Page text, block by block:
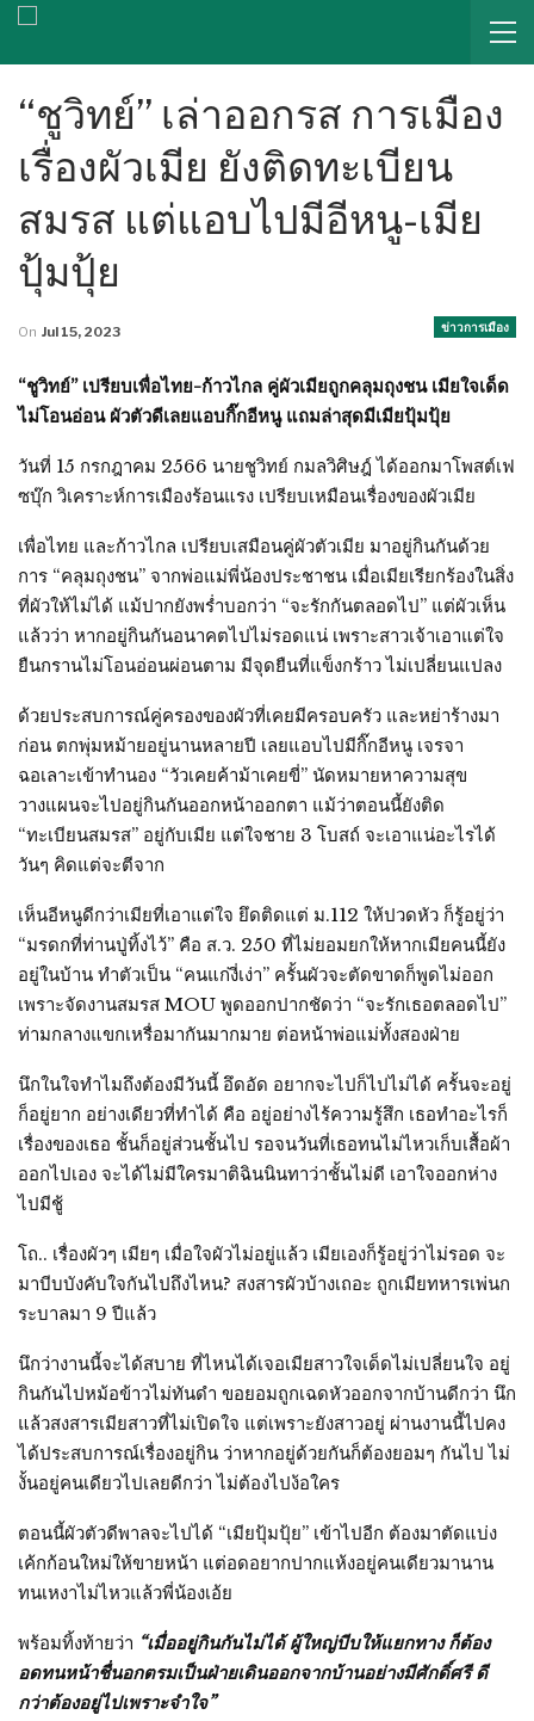
“ชูวิทย์” เล่าออกรส การเมือง
เรื่องผัวเมีย ยังติดทะเบียน
สมรส แต่แอบไปมีอีหนู-เมีย
ปุ้มปุ้ย
ข่าวการเมือง
On Jul 15, 2023
“ชูวิทย์” เปรียบเพื่อไทย-ก้าวไกล คู่ผัวเมียถูกคลุมถุงชน เมียใจเด็ด
ไม่โอนอ่อน ผัวตัวดีเลยแอบกิ๊กอีหนู แถมล่าสุดมีเมียปุ้มปุ้ย
วันที่ 15 กรกฎาคม 2566 นายชูวิทย์ กมลวิศิษฎ์ ได้ออกมาโพสต์เฟ
ซบุ๊ก วิเคราะห์การเมืองร้อนแรง เปรียบเหมือนเรื่องของผัวเมีย
เพื่อไทย และก้าวไกล เปรียบเสมือนคู่ผัวตัวเมีย มาอยู่กินกันด้วย
การ “คลุมถุงชน” จากพ่อแม่พี่น้องประชาชน เมื่อเมียเรียกร้องในสิ่ง
ที่ผัวให้ไม่ได้ แม้ปากยังพร่ำบอกว่า “จะรักกันตลอดไป” แต่ผัวเห็น
แล้วว่า หากอยู่กินกันอนาคตไปไม่รอดแน่ เพราะสาวเจ้าเอาแต่ใจ
ยืนกรานไม่โอนอ่อนผ่อนตาม มีจุดยืนที่แข็งกร้าว ไม่เปลี่ยนแปลง
ด้วยประสบการณ์คู่ครองของผัวที่เคยมีครอบครัว และหย่าร้างมา
ก่อน ตกพุ่มหม้ายอยู่นานหลายปี เลยแอบไปมีกิ๊กอีหนู เจรจา
ฉอเลาะเข้าทำนอง “วัวเคยค้าม้าเคยขี่” นัดหมายหาความสุข
วางแผนจะไปอยู่กินกันออกหน้าออกตา แม้ว่าตอนนี้ยังติด
“ทะเบียนสมรส” อยู่กับเมีย แต่ใจชาย 3 โบสถ์ จะเอาแน่อะไรได้
วันๆ คิดแต่จะตีจาก
เห็นอีหนูดีกว่าเมียที่เอาแต่ใจ ยึดติดแต่ ม.112 ให้ปวดหัว ก็รู้อยู่ว่า
“มรดกที่ท่านปู่ทิ้งไว้” คือ ส.ว. 250 ที่ไม่ยอมยกให้หากเมียคนนี้ยัง
อยู่ในบ้าน ทำตัวเป็น “คนแก่งี่เง่า” ครั้นผัวจะตัดขาดก็พูดไม่ออก
เพราะจัดงานสมรส MOU พูดออกปากชัดว่า “จะรักเธอตลอดไป”
ท่ามกลางแขกเหรื่อมากันมากมาย ต่อหน้าพ่อแม่ทั้งสองฝ่าย
นึกในใจทำไมถึงต้องมีวันนี้ อึดอัด อยากจะไปก็ไปไม่ได้ ครั้นจะอยู่
ก็อยู่ยาก อย่างเดียวที่ทำได้ คือ อยู่อย่างไร้ความรู้สึก เธอทำอะไรก็
เรื่องของเธอ ชั้นก็อยู่ส่วนชั้นไป รอจนวันที่เธอทนไม่ไหวเก็บเสื้อผ้า
ออกไปเอง จะได้ไม่มีใครมาติฉินนินทาว่าชั้นไม่ดี เอาใจออกห่าง
ไปมีชู้
โถ.. เรื่องผัวๆ เมียๆ เมื่อใจผัวไม่อยู่แล้ว เมียเองก็รู้อยู่ว่าไม่รอด จะ
มาบีบบังคับใจกันไปถึงไหน? สงสารผัวบ้างเถอะ ถูกเมียทหารเพ่นก
ระบาลมา 9 ปีแล้ว
นึกว่างานนี้จะได้สบาย ที่ไหนได้เจอเมียสาวใจเด็ดไม่เปลี่ยนใจ อยู่
กินกันไปหม้อข้าวไม่ทันดำ ขอยอมถูกเฉดหัวออกจากบ้านดีกว่า นึก
แล้วสงสารเมียสาวที่ไม่เปิดใจ แต่เพราะยังสาวอยู่ ผ่านงานนี้ไปคง
ได้ประสบการณ์เรื่องอยู่กิน ว่าหากอยู่ด้วยกันก็ต้องยอมๆ กันไป ไม่
งั้นอยู่คนเดียวไปเลยดีกว่า ไม่ต้องไปง้อใคร
ตอนนี้ผัวตัวดีพาลจะไปได้ “เมียปุ้มปุ้ย” เข้าไปอีก ต้องมาตัดแบ่ง
เค้กก้อนใหม่ให้ขายหน้า แต่อดอยากปากแห้งอยู่คนเดียวมานาน
ทนเหงาไม่ไหวแล้วพี่น้องเอ้ย
พร้อมทิ้งท้ายว่า “เมื่ออยู่กินกันไม่ได้ ผู้ใหญ่บีบให้แยกทาง ก็ต้อง
อดทนหน้าชื่นอกตรมเป็นฝ่ายเดินออกจากบ้านอย่างมีศักดิ์ศรี ดี
กว่าต้องอยู่ไปเพราะจำใจ”